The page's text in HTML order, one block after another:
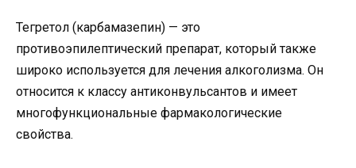
Тегретол (карбамазепин) — это
противоэпилептический препарат, который также
широко используется для лечения алкоголизма. Он
относится к классу антиконвульсантов и имеет
многофункциональные фармакологические
свойства.